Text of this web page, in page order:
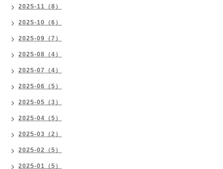
2025-11（8）
2025-10（6）
2025-09（7）
2025-08（4）
2025-07（4）
2025-06（5）
2025-05（3）
2025-04（5）
2025-03（2）
2025-02（5）
2025-01（5）